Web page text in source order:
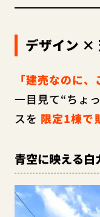
デザイン ×
「建売なのに
一目見て“ちょ
スを 限定1棟で
青空に映える